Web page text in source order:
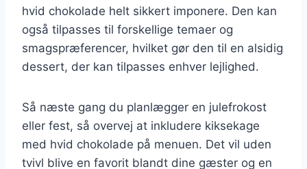
hvid chokolade helt sikkert imponere. Den kan
også tilpasses til forskellige temaer og
smagspræferencer, hvilket gør den til en alsidig
dessert, der kan tilpasses enhver lejlighed.
Så næste gang du planlægger en julefrokost
eller fest, så overvej at inkludere kiksekage
med hvid chokolade på menuen. Det vil uden
tvivl blive en favorit blandt dine gæster og en